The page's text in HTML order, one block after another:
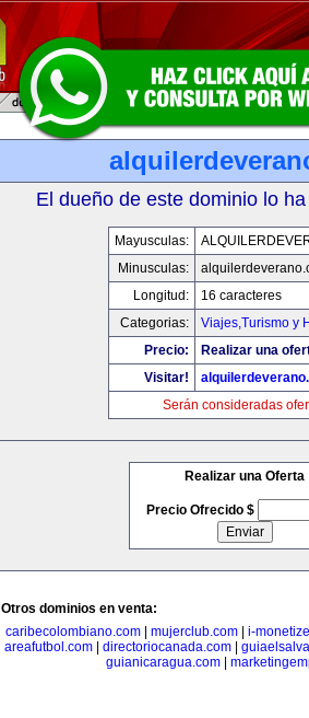
El dueño de este dominio lo
Mayusculas:
Minusculas:
Longitud:
16 caracteres
Categorias:
Viajes,Turismo y
Precio:
Realizar una
Visitar!
Serán consideradas
Realizar una Oferta
Precio Ofrecido $
Otros dominios en venta:
caribecolombiano.com| mujerclub.com| i-
areafutbol.com
directoriocanada.com
guianicaragua.com